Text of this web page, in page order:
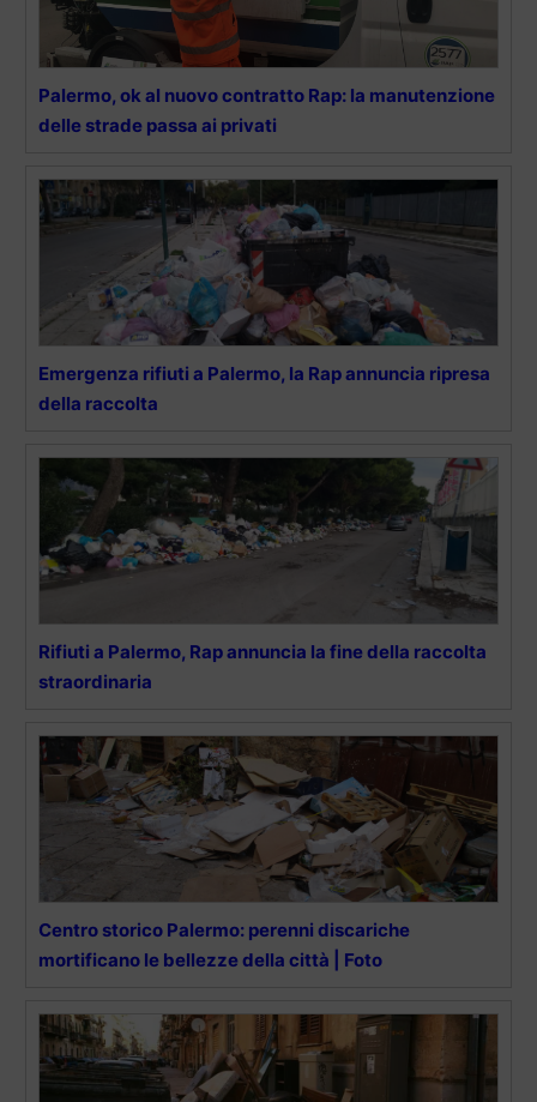
Palermo, ok al nuovo contratto Rap: la manutenzione
delle strade passa ai privati
Emergenza rifiuti a Palermo, la Rap annuncia ripresa
della raccolta
Rifiuti a Palermo, Rap annuncia la fine della raccolta
straordinaria
Centro storico Palermo: perenni discariche
mortificano le bellezze della città | Foto